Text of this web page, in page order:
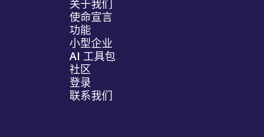
关于我们
使命宣言
功能
小型企业
AI 工具包
社区
登录
联系我们